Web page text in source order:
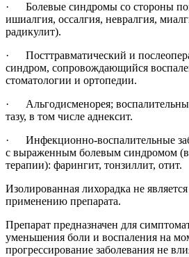
· Болевые синдромы со стороны
ишиалгия, оссалгия, невралгия,
радикулит).
· Посттравматический и
синдром, сопровождающийся
стоматологии и ортопедии.
· Альгодисменорея;
тазу, в том числе аднексит.
· Инфекционно-воспалительные
с выраженным болевым синдромом (в
терапии): фарингит, тонзиллит, отит.
Изолированная лихорадка не
применению препарата.
Препарат предназначен для
уменьшения боли и воспаления на
прогрессирование заболевания не